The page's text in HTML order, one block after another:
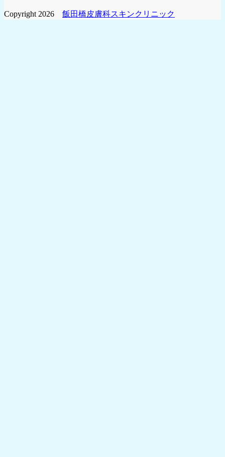
Copyright 2026 飯田橋皮膚科スキンクリニック